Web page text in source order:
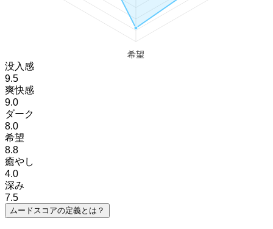
没入感
9.5
爽快感
9.0
ダーク
8.0
希望
8.8
癒やし
4.0
深み
7.5
ムードスコアの定義とは？